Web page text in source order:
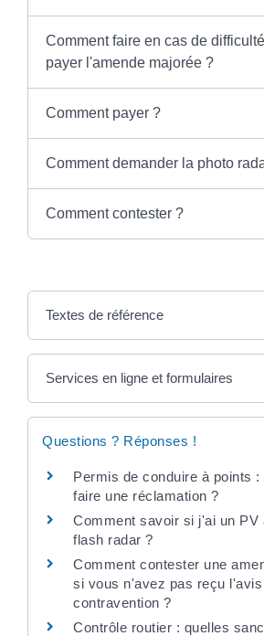
Comment faire en cas de
payer l'amende majorée ?
Comment payer ?
Comment demander la photo
Comment contester ?
Textes de référence
Services en ligne et formulaires
Questions ? Réponses !
Permis de conduire à points
faire une réclamation ?
Comment savoir si j'ai un PV
flash radar ?
Comment contester une
si vous n'avez pas reçu l'avis
contravention ?
Contrôle routier : quelles